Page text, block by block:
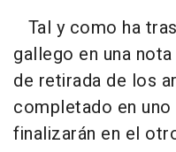
Tal y como ha
gallego en una
de retirada de los
completado en
finalizarán en el